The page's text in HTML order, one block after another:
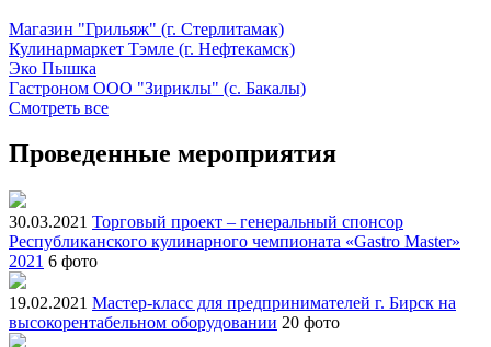
Магазин "Грильяж" (г. Стерлитамак)
Кулинармаркет Тэмле (г. Нефтекамск)
Эко Пышка
Гастроном ООО "Зириклы" (с. Бакалы)
Смотреть все
Проведенные мероприятия
30.03.2021 Торговый проект – генеральный спонсор
Республиканского кулинарного чемпионата «Gastro Master»
2021 6 фото
19.02.2021 Мастер-класс для предпринимателей г. Бирск на
высокорентабельном оборудовании 20 фото